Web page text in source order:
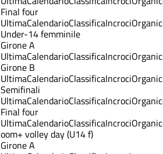
Final four
UltimaCalendarioClassificaIncroci
Under-14 femminile
Girone A
UltimaCalendarioClassificaIncroci
Girone B
UltimaCalendarioClassificaIncroci
Semifinali
UltimaCalendarioClassificaIncroci
Final four
UltimaCalendarioClassificaIncroci
oom+ volley day (U14 f)
Girone A